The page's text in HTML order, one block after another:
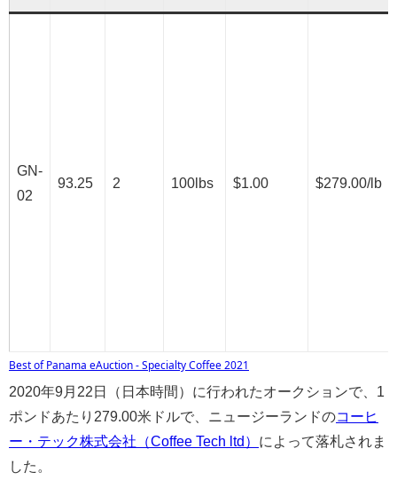
GN-
02
93.25 2 100lbs $1.00 $279.00/lb
Best of Panama eAuction - Specialty Coffee 2021
2020年9月22日（日本時間）に行われたオークションで、1
ポンドあたり279.00米ドルで、ニュージーランドのコーヒ
ー・テック株式会社（Coffee Tech ltd） によって落札されま
した。